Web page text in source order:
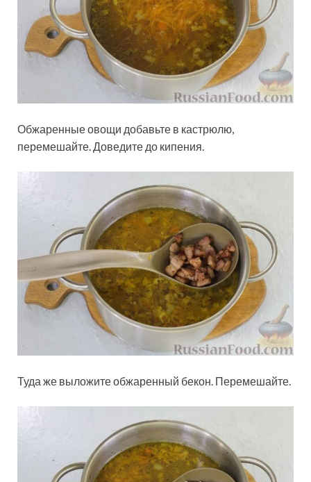
Обжаренные овощи добавьте в кастрюлю,
перемешайте. Доведите до кипения.
Туда же выложите обжаренный бекон. Перемешайте.